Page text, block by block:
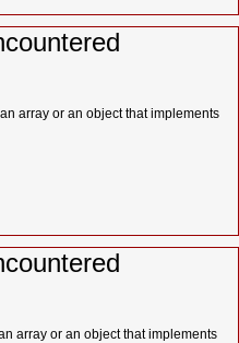
array or an object that implements
array or an object that implements